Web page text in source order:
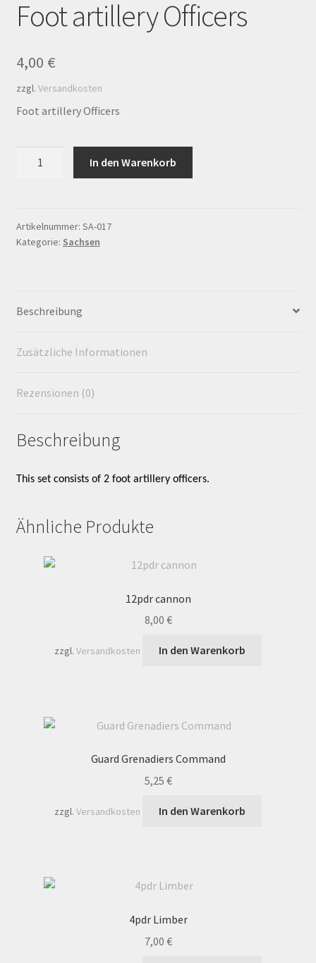
Kasse
Mein Konto
Richtlinie für Rückerstattungen und Rückgaben
Versandarten
Warenkorb
Widerrufsbelehrung
Zahlungsarten
Foot artillery Officers
4,00 €
zzgl. Versandkosten
Foot artillery Officers
In den Warenkorb
Artikelnummer: SA-017
Kategorie: Sachsen
Beschreibung
Zusätzliche Informationen
Rezensionen (0)
Beschreibung
This set consists of 2 foot artillery officers.
Ähnliche Produkte
12pdr cannon
8,00 €
zzgl.Versandkosten In den Warenkorb
Guard Grenadiers Command
5,25 €
zzgl.Versandkosten In den Warenkorb
4pdr Limber
7,00 €